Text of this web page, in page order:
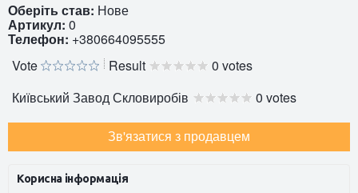
Оберіть став: Нове
Артикул: 0
Телефон: +380664095555
Vote
Result
0 votes
Київський Завод Скловиробів
0 votes
Зв'язатися з продавцем
Корисна інформація